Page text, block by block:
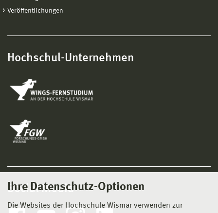
Ihre Datenschutz-Optionen
Die Websites der Hochschule Wismar verwenden zur
Veröffentlichungen
Hochschul-Unternehmen
Social Media